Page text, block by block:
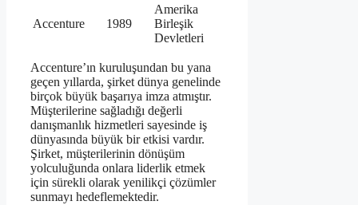
Accenture 1989
Amerika
Birleşik
Devletleri
Accenture’ın kuruluşundan bu yana
geçen yıllarda, şirket dünya genelinde
birçok büyük başarıya imza atmıştır.
Müşterilerine sağladığı değerli
danışmanlık hizmetleri sayesinde iş
dünyasında büyük bir etkisi vardır.
Şirket, müşterilerinin dönüşüm
yolculuğunda onlara liderlik etmek
için sürekli olarak yenilikçi çözümler
sunmayı hedeflemektedir.